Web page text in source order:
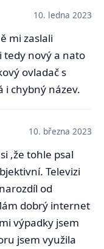
10. ledna 2023
mi zaslali
tedy nový a nato
ovladač s
i chybný název.
10. března 2023
,že tohle psal
Televizi
od
dobrý internet
výpadky jsem
jsem využila